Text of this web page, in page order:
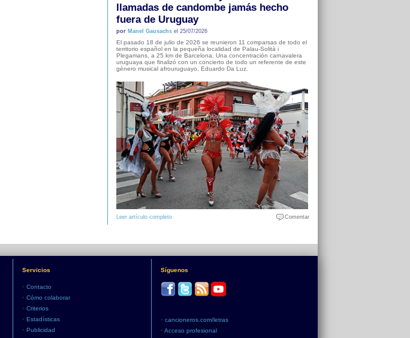
llamadas de candombe jamás hecho
fuera de Uruguay
por Manel Gausachsel 25/07/2026
El pasado 18 de julio de 2026 se reunieron 11 comparsas de todo el
territorio español en la pequeña localidad de Palau-Solità i
Plegamans, a 25 km de Barcelona. Una concentración carnavalera
uruguaya que finalizó con un concierto de todo un referente de este
género musical afrouruguayo, Eduardo Da Luz.
Leer artículo completo Comentar
Servicios
• Contacto
• Cómo colaborar
• Criterios
• Estadísticas
• Publicidad
Síguenos
• cancioneros.com/letras
• Acceso profesional